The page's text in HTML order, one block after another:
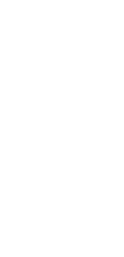
- Back-
Info-Profile
für mittleren
vorn mit